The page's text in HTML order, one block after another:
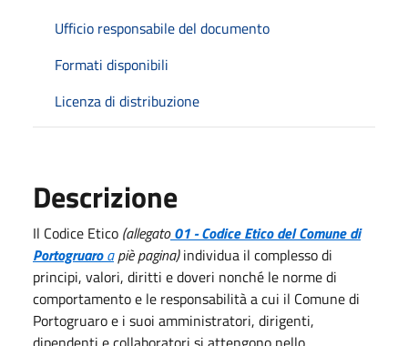
Ufficio responsabile del documento
Formati disponibili
Licenza di distribuzione
Descrizione
Il Codice Etico (allegato01 - Codice Etico del Comune di
Portogruaroapiè pagina)individua il complesso di
principi, valori, diritti e doveri nonché le norme di
comportamento e le responsabilità a cui il Comune di
Portogruaro e i suoi amministratori, dirigenti,